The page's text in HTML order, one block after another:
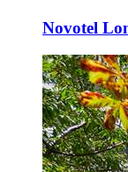
Novotel